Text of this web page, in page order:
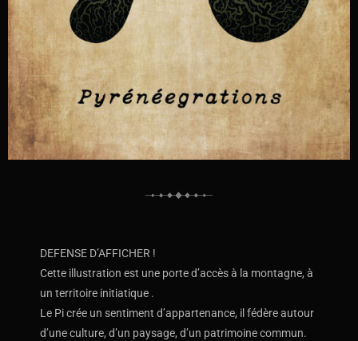
DEFENSE D’AFFICHER !
Cette illustration est une porte d’accès à la montagne, à
un territoire initiatique .
Le Pi crée un sentiment d’appartenance, il fédère autour
d’une culture, d’un paysage, d’un patrimoine commun.